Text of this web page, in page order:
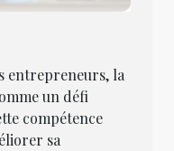
entrepreneurs, la
un défi
compétence
sa